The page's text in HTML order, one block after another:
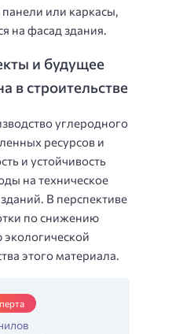
или каркасы,
на фасад здания.
и будущее
в строительстве
углеродного
ресурсов и
и устойчивость
на техническое
В перспективе
по снижению
этого материала.